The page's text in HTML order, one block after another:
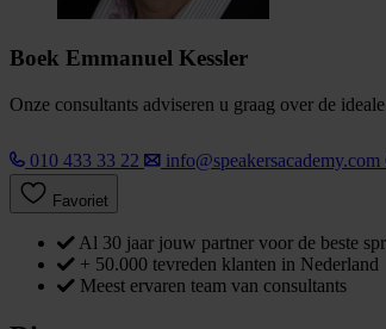
Boek Emmanuel Kessler
Onze consultants adviseren u graag over de
010 433 33 22 info@speakersacademy.com
Favoriet
Al 30 jaar jouw partner voor de beste
+ 50.000 tevreden klanten in Nederland
Meest ervaren team van consultants